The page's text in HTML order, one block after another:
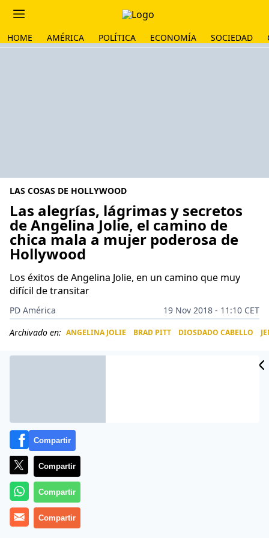
HOME AMÉRICA POLÍTICA ECONOMÍA SOCIEDAD
LAS COSAS DE HOLLYWOOD
Las alegrías, lágrimas y secretos
de Angelina Jolie, el camino de
chica mala a mujer poderosa de
Hollywood
Los éxitos de Angelina Jolie, en un camino que muy
difícil de transitar
PD América
19 Nov 2018 - 11:10 CET
Archivado en: ANGELINA JOLIE BRAD PITT DIOSDADO CABELLO
Angelina Jolie
Compartir
Compartir
Compartir
Compartir